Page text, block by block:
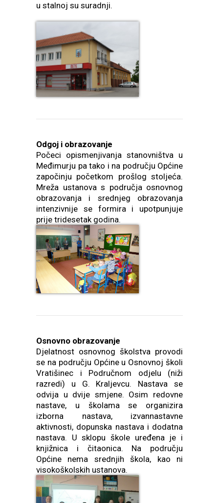
u stalnoj su suradnji.
Odgoj i obrazovanje
Počeci opismenjivanja stanovništva u
Međimurju pa tako i na području Općine
započinju početkom prošlog stoljeća.
Mreža ustanova s područja osnovnog
obrazovanja i srednjeg obrazovanja
intenzivnije se formira i upotpunjuje
prije tridesetak godina.
Osnovno obrazovanje
Djelatnost osnovnog školstva provodi
se na području Općine u Osnovnoj školi
Vratišinec i Područnom odjelu (niži
razredi) u G. Kraljevcu. Nastava se
odvija u dvije smjene. Osim redovne
nastave, u školama se organizira
izborna nastava, izvannastavne
aktivnosti, dopunska nastava i dodatna
nastava. U sklopu škole uređena je i
knjižnica i čitaonica. Na području
Općine nema srednjih škola, kao ni
visokoškolskih ustanova.